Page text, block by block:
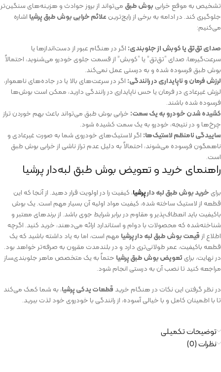
تشخیص به موقع خرابی بوش طبق می‌تواند از بروز حوادث و هزینه‌های سنگین‌تر
جلوگیری کند. در ادامه به برخی از رایج‌ترین علائم خرابی بوش طبق پرشیا اشاره
می‌کنیم:
صدای تق‌تق یا کوبش از جلوبندی: اگر در هنگام عبور از دست‌اندازها یا
سرعت‌گیرها، صدای “تق‌تق” یا “کوبش” از قسمت جلوی خودرو می‌شنوید، احتمالاً
بوش طبق فرسوده شده و به درستی عمل نمی‌کند.
لرزش فرمان و ناپایداری در رانندگی: اگر در سرعت‌های بالا یا در جاده‌های ناهموار،
لرزش غیرعادی در فرمان یا حس ناپایداری در رانندگی دارید، ممکن است بوش‌ها
فرسوده شده باشند.
کشیده شدن خودرو به یک سمت: خرابی بوش طبق می‌تواند باعث بهم خوردن تراز
چرخ‌ها و در نتیجه، خودرو به یک سمت کشیده شود.
ساییدگی نامنظم لاستیک‌ها: اگر لاستیک‌های خودروی شما به صورت غیرعادی و
ناهمگون فرسوده می‌شوند، احتمالاً به دلیل عدم تراز ناشی از خرابی بوش طبق
است.
راهنمای خرید و تعویض بوش طبق لبه‌دار پرشیا
برای خرید بوش طبق لبه دارپرشیا، کیفیت را در اولویت قرار دهید. از آنجا که این
قطعه از لاستیک ساخته شده، کیفیت مواد اولیه آن بسیار مهم است. یک بوش
باکیفیت باید انعطاف‌پذیر و مقاوم در برابر شرایط جوی باشد. از برندهای معتبر و
شناخته‌شده که محصولات با دوام و استاندارد ارائه می‌دهند، خرید کنید. اگرچه
اطلاع از قیمت بوش طبق لبه دار پرشیا مهم است، اما به یاد داشته باشید که یک
قطعه باکیفیت، عمر طولانی‌تری دارد و در بلندمدت مقرون به صرفه‌تر خواهد بود.
در نهایت، برای تعویض بوش طبق پرشیا حتماً به یک متخصص ماهر جلوبندی‌ساز
مراجعه کنید تا نصب آن به درستی انجام شود.
در نظر گرفتن این نکات در هنگام خرید قطعات یدکی پرشیا، به شما کمک می‌کند
تا با اطمینان کامل و با خیالی آسوده، از رانندگی با خودروی خود لذت ببرید.
توضیحات تکمیلی
نظرات (0)